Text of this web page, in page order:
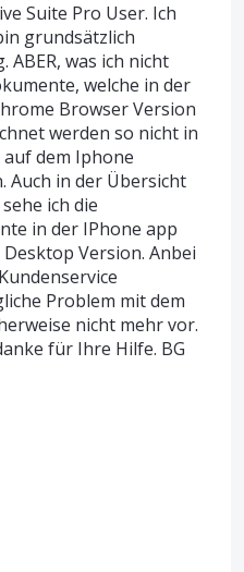
Suite Pro User. Ich
grundsätzlich
was ich nicht
welche in der
Browser Version
werden so nicht in
auf dem Iphone
Auch in der Übersicht
ich die
in der IPhone app
Version. Anbei
Problem mit dem
nicht mehr vor.
für Ihre Hilfe. BG